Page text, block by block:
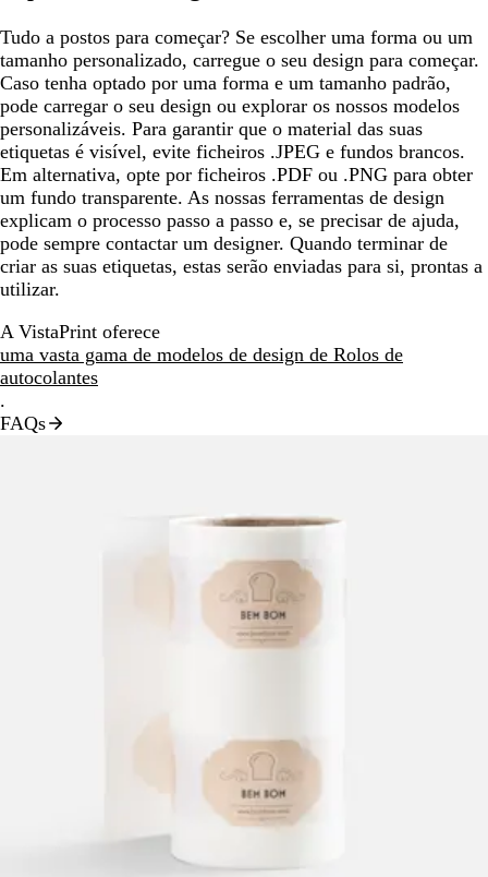
Tudo a postos para começar? Se escolher uma forma ou um
tamanho personalizado, carregue o seu design para começar.
Caso tenha optado por uma forma e um tamanho padrão,
pode carregar o seu design ou explorar os nossos modelos
personalizáveis. Para garantir que o material das suas
etiquetas é visível, evite ficheiros .JPEG e fundos brancos.
Em alternativa, opte por ficheiros .PDF ou .PNG para obter
um fundo transparente. As nossas ferramentas de design
explicam o processo passo a passo e, se precisar de ajuda,
pode sempre contactar um designer. Quando terminar de
criar as suas etiquetas, estas serão enviadas para si, prontas a
utilizar.
A VistaPrint oferece
uma vasta gama de modelos de design de Rolos de
autocolantes
.
FAQs